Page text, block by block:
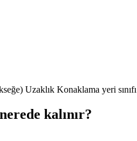
Uzaklık Konaklama yeri sınıfı
kalınır?